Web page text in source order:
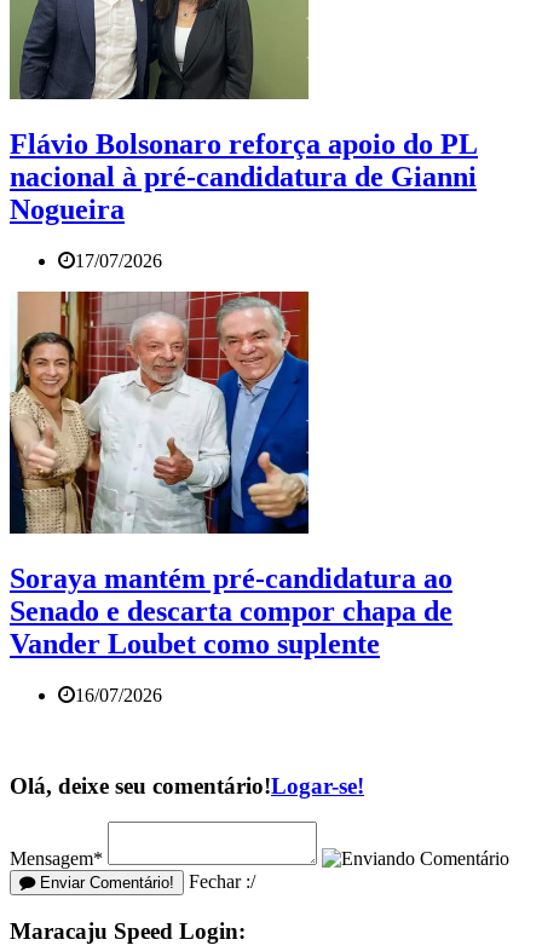
Flávio Bolsonaro reforça apoio do PL
nacional à pré-candidatura de Gianni
Nogueira
17/07/2026
Soraya mantém pré-candidatura ao
Senado e descarta compor chapa de
Vander Loubet como suplente
16/07/2026
Olá, deixe seu comentário!Logar-se!
Mensagem*
Enviar Comentário! Fechar :/
Maracaju Speed Login: